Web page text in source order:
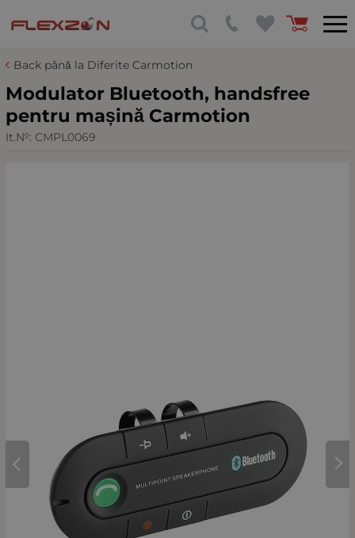
Back până la Diferite Carmotion
Modulator Bluetooth, handsfree
pentru mașină Carmotion
It.№: CMPL0069